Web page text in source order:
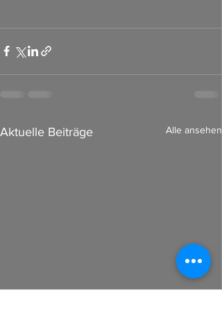
Aktuelle Beiträge Alle ansehen